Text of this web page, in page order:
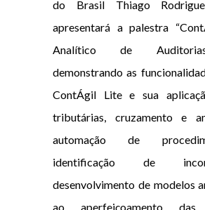
do Brasil Thiago
apresentará a palestra
Analítico de
demonstrando as
ContÁgil Lite e sua
tributárias, cruzamento e
automação de
identificação de
desenvolvimento de modelos
ao aperfeiçoamento